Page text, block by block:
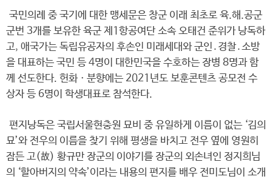
국민의례 중 국기에 대한 맹세문은 창군 이래 최초로 육.해.공군
군번 3개를 보유한 육군 제1항공여단 소속 오태건 준위가 낭독하
고, 애국가는 독립유공자의 후손인 미래세대와 군인․경찰․소방
을 대표하는 국민 등 4명이 대한민국을 수호하는 장병 8명과 함
께 선도한다. 헌화ㆍ분향에는 2021년도 보훈콘텐츠 공모전 수
상자 등 6명이 학생대표로 참석한다.
편지낭독은 국립서울현충원 묘비 중 유일하게 이름이 없는 ‘김의
묘’와 전우의 이름을 찾기 위해 평생을 바치고 전우 옆에 영원히
잠든 고(故) 황규만 장군의 이야기를 장군의 외손녀인 정지희님
의 ‘할아버지의 약속’이라는 내용의 편지를 배우 전미도님이 소개